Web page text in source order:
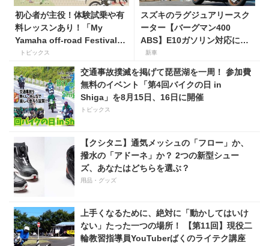
初心者が主役！体験試乗や有
料レッスンあり！「My
Yamaha off-road Festival」
を9月5日・6日にオンタケエ
クスプローラーパークで実
施！
トピックス
スズキのラグジュアリースク
ーター【バーグマン400
ABS】E10ガソリン対応に仕
様変更して発売。価格は据え
置きの98万100円！
新車
交通事故撲滅を掲げて琵琶湖を一周！ 参加費
無料のイベント「第4回バイクの日 in
Shiga」を8月15日、16日に開催
トピックス
【クシタニ】通気メッシュの「フロー」か、
撥水の「アドーネ」か？ 2つの新型シュー
ズ、あなたはどちらを選ぶ？
用品・グッズ
上手くなるために、絶対に「動かしてはいけ
ない」たった一つの場所！ 【第11回】現役二
輪教習指導員YouTuberばくのライテク講座